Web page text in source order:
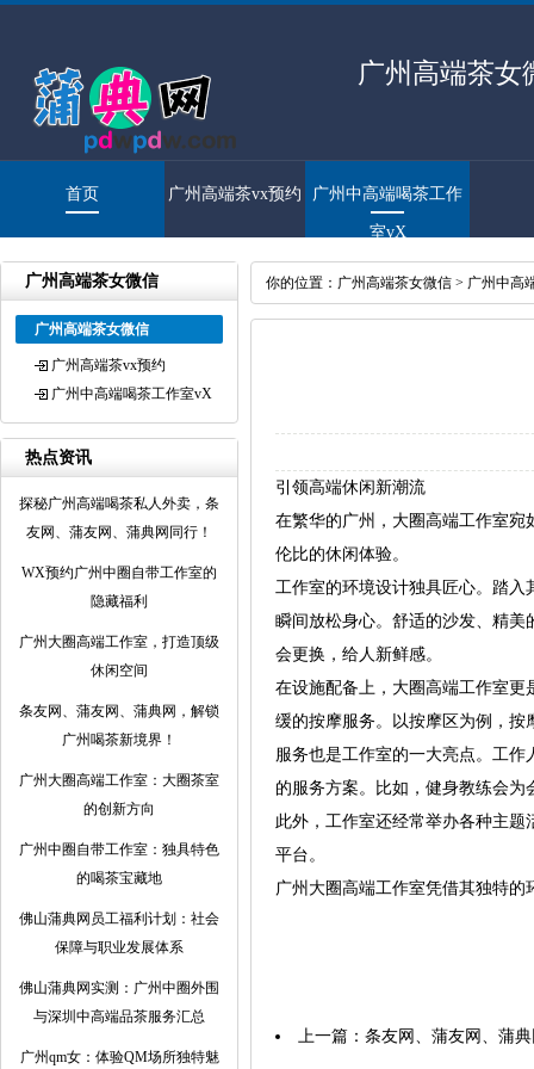
广州高端茶女
首页 广州高端茶vx预约 广州中高端喝茶工作
室vX
广州高端茶女微信
广州高端茶女微信
广州高端茶vx预约
广州中高端喝茶工作室vX
热点资讯
探秘广州高端喝茶私人外卖，条
友网、蒲友网、蒲典网同行！
WX预约广州中圈自带工作室的
隐藏福利
广州大圈高端工作室，打造顶级
休闲空间
条友网、蒲友网、蒲典网，解锁
广州喝茶新境界！
‌广州大圈高端工作室‌：大圈茶室
的创新方向
广州中圈自带工作室：独具特色
的喝茶宝藏地
佛山蒲典网员工福利计划：社会
保障与职业发展体系
佛山蒲典网实测：广州中圈外围
与深圳中高端品茶服务汇总
广州qm女：体验QM场所独特魅
你的位置： 广州高端茶女微信 > 广州中高
引领高端休闲新潮流
在繁华的广州，大圈高端工作室
伦比的休闲体验。
工作室的环境设计独具匠心。踏
瞬间放松身心。舒适的沙发、精
会更换，给人新鲜感。
在设施配备上，大圈高端工作室
缓的按摩服务。以按摩区为例，
服务也是工作室的一大亮点。工
的服务方案。比如，健身教练会
此外，工作室还经常举办各种主
平台。
广州大圈高端工作室凭借其独特
上一篇： 条友网、蒲友网、蒲